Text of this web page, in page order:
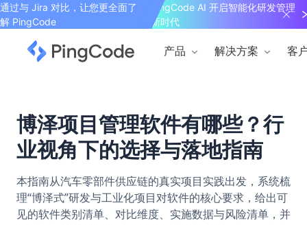
通过与 Jira 对比，让您更全面了
解 PingCode
PingCode AI 开启智能化研发管理
新时代
产品 解决方案 客
博泽项目管理软件有哪些？行
业视角下的选择与落地指南
本指南从汽车零部件供应链的真实项目实践出发，系统梳
理“博泽式”研发与工业化项目对软件的核心要求，给出可
见的软件类别清单、对比维度、实施数据与风险清单，并